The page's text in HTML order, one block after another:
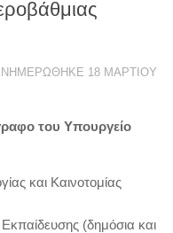
18 ΜΑΡΤΊΟΥ
του Υπουργείο
και Καινοτομίας
(δημόσια και